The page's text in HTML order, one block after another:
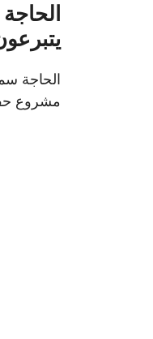
الحاجة
مشروع